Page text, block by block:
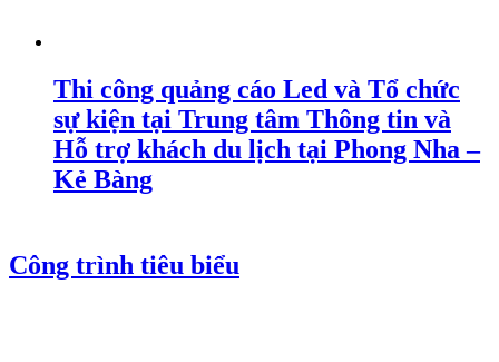
Thi công quảng cáo Led và Tổ chức
sự kiện tại Trung tâm Thông tin và
Hỗ trợ khách du lịch tại Phong Nha –
Kẻ Bàng
Công trình tiêu biểu